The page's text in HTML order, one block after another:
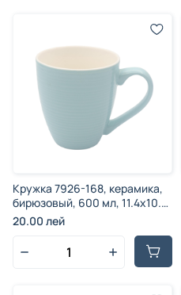
Кружка 7926-168, керамика,
бирюзовый, 600 мл, 11.4x10.2
см
20.00 лей